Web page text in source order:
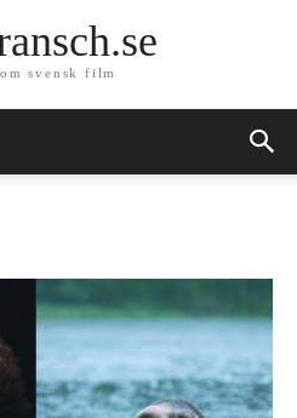
svensk film